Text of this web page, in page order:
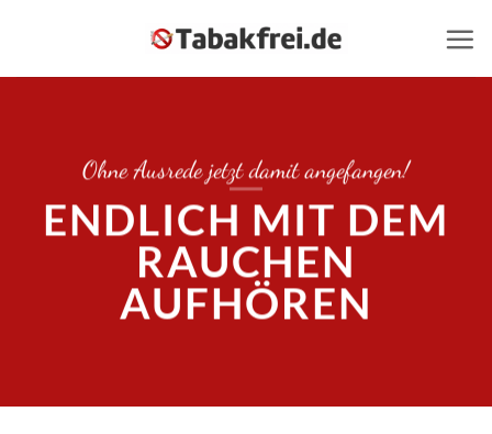
springen
Ohne Ausrede jetzt damit angefangen!
ENDLICH MIT DEM
RAUCHEN
AUFHÖREN